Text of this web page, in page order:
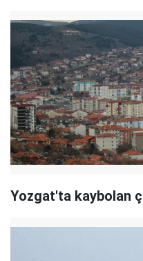
Yozgat'ta kaybolan